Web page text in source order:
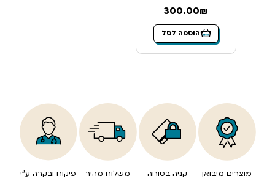
300.00₪
הוספה לסל
מוצרים מיבואן קניה בטוחה משלוח מהיר פיקוח ובקרה ע”י